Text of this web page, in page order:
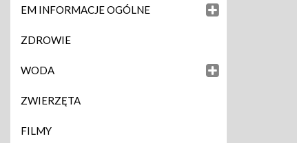
EM INFORMACJE OGÓLNE
ZDROWIE
WODA
ZWIERZĘTA
FILMY